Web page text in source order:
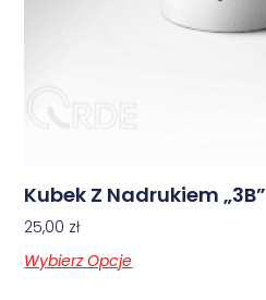
Kubek Z Nadrukiem „3B”
25,00 zł
Wybierz Opcje